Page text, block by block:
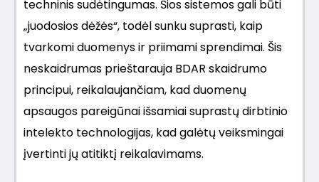
techninis sudėtingumas. Šios sistemos gali būti
„juodosios dėžės“, todėl sunku suprasti, kaip
tvarkomi duomenys ir priimami sprendimai. Šis
neskaidrumas prieštarauja BDAR skaidrumo
principui, reikalaujančiam, kad duomenų
apsaugos pareigūnai išsamiai suprastų dirbtinio
intelekto technologijas, kad galėtų veiksmingai
įvertinti jų atitiktį reikalavimams.